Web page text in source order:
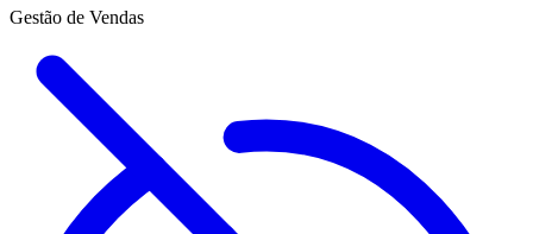
Gestão de Vendas